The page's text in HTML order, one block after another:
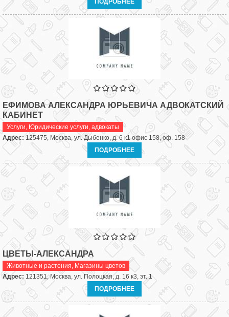
ПОДРОБНЕЕ
ЕФИМОВА АЛЕКСАНДРА ЮРЬЕВИЧА АДВОКАТСКИЙ
КАБИНЕТ
Услуги, Юридические услуги, адвокаты
Адрес:125475, Москва, ул. Дыбенко, д. 6 к1 офис 158, оф. 158
ПОДРОБНЕЕ
ЦВЕТЫ-АЛЕКСАНДРА
Животные и растения, Магазины цветов
Адрес: 121351, Москва, ул. Полоцкая, д. 16 к3, эт. 1
ПОДРОБНЕЕ